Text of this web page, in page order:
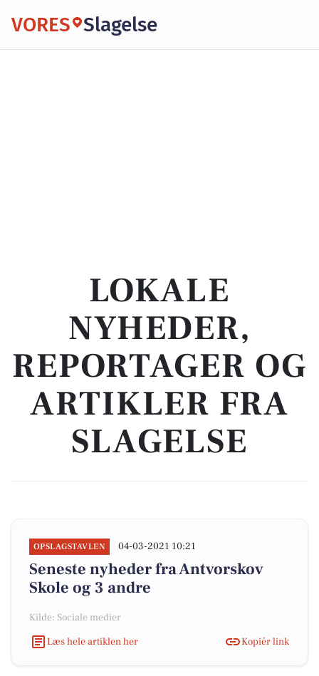
VORES Slagelse
LOKALE
NYHEDER,
REPORTAGER OG
ARTIKLER FRA
SLAGELSE
OPSLAGSTAVLEN 04-03-2021 10:21
Seneste nyheder fra Antvorskov
Skole og 3 andre
Kilde: Sociale medier
Læs hele artiklen her
Kopiér link